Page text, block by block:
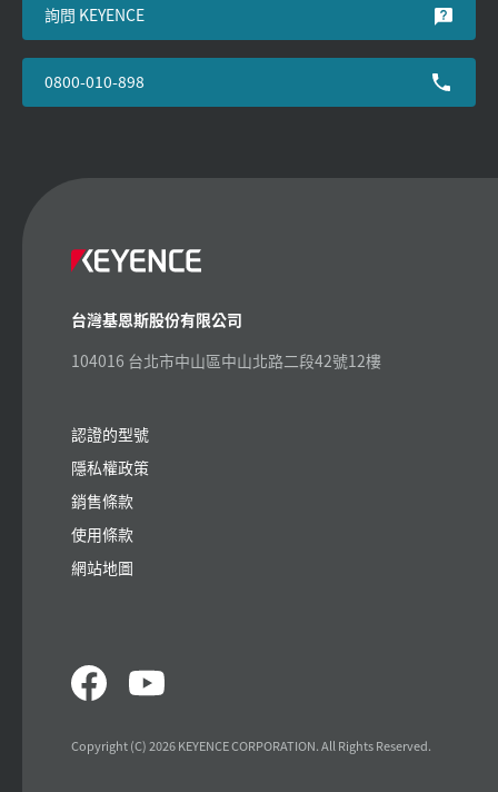
詢問 KEYENCE
0800-010-898
台灣基恩斯股份有限公司
104016 台北市中山區中山北路二段42號12樓
認證的型號
隱私權政策
銷售條款
使用條款
網站地圖
Copyright (C) 2026 KEYENCE CORPORATION. All Rights Reserved.